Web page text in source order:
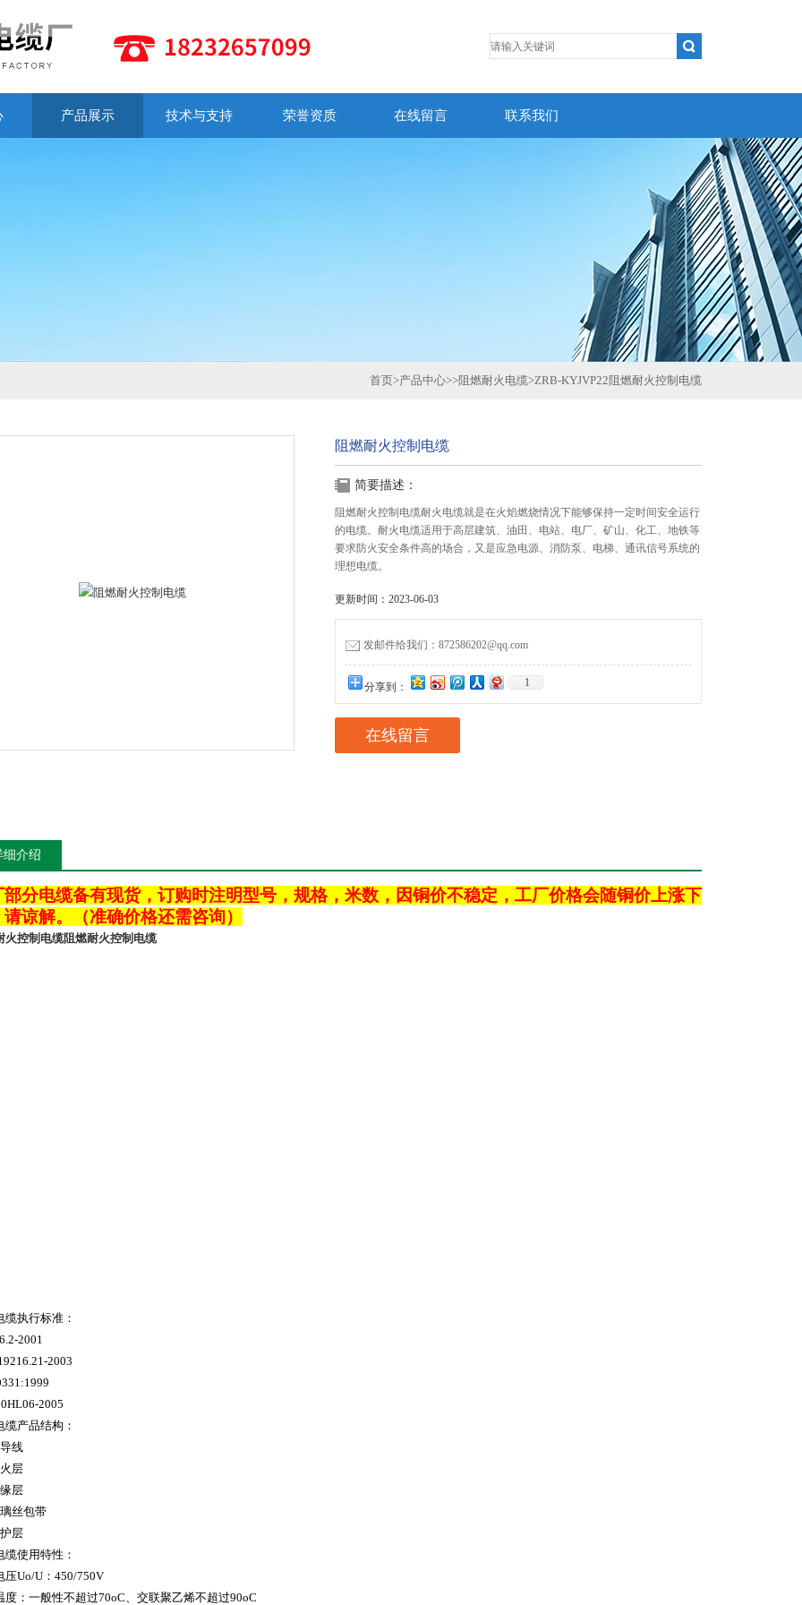
产品展示 技术与支持 荣誉资质 在线留言 联系我们
首页>产品中心>>阻燃耐火电缆>ZRB-KYJVP22阻燃耐火控制电缆
阻燃耐火控制电缆
简要描述：
阻燃耐火控制电缆耐火电缆就是在火焰燃烧情况下能够保持一定时间安全运行
的电缆。耐火电缆适用于高层建筑、油田、电站、电厂、矿山、化工、地铁等
要求防火安全条件高的场合，又是应急电源、消防泵、电梯、通讯信号系统的
理想电缆。
更新时间：2023-06-03
发邮件给我们：872586202@qq.com
分享到： 1
在线留言
细介绍
部分电缆备有现货，订购时注明型号，规格，米数，因铜价不稳定，工厂价格会随铜价上涨下
请谅解。（准确价格还需咨询）
火控制电缆阻燃耐火控制电缆
缆执行标准：
2001
2003
2005
缆产品结构：
线
层
层
璃丝包带
层
缆使用特性：
压Uo/U ： 450/750V
度：一般性不超过70oC、交联聚乙烯不超过90oC